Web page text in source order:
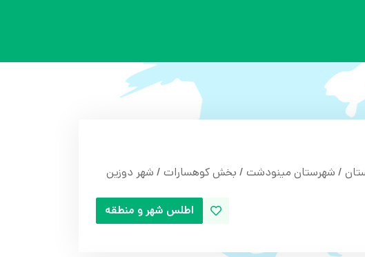
/ شهرستان مینودشت / بخش کوهسارات / شهر دوزین
اطلس شهر و منطقه